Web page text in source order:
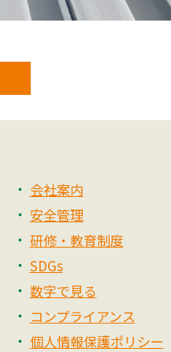
会社案内
安全管理
研修・教育制度
SDGs
数字で見る
コンプライアンス
個人情報保護ポリシー